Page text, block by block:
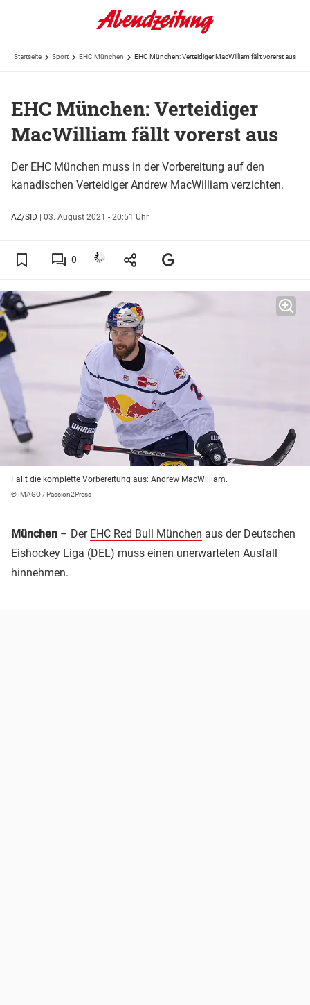
Startseite Sport EHC München EHC München: Verteidiger MacWilliam fällt vorerst aus
EHC München: Verteidiger
MacWilliam fällt vorerst aus
Der EHC München muss in der Vorbereitung auf den
kanadischen Verteidiger Andrew MacWilliam verzichten.
AZ/SID | 03. August 2021 - 20:51 Uhr
0
Fällt die komplette Vorbereitung aus: Andrew MacWilliam.
© IMAGO / Passion2Press
München – Der EHC Red Bull München aus der Deutschen
Eishockey Liga (DEL) muss einen unerwarteten Ausfall
hinnehmen.